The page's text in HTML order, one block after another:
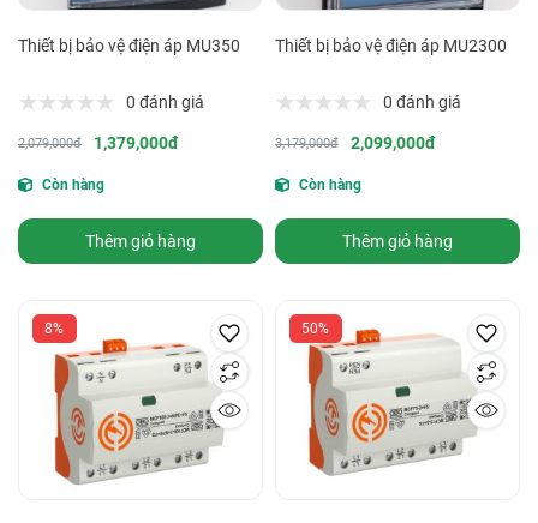
Thiết bị bảo vệ điện áp MU350
0 đánh giá
2,079,000đ 1,379,000đ
Còn hàng
Thêm giỏ hàng
Thiết bị bảo vệ điện áp MU2300
0 đánh giá
3,179,000đ 2,099,000đ
Còn hàng
Thêm giỏ hàng
8% 50%